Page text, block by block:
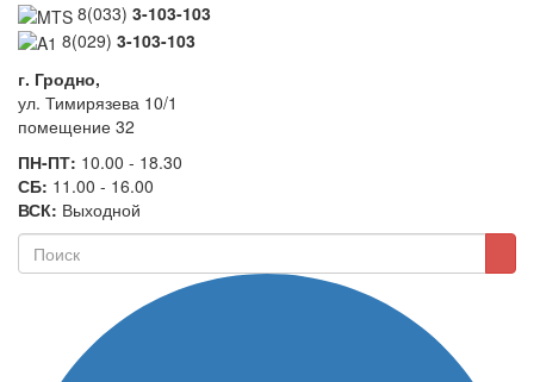
8(033) 3-103-103
8(029) 3-103-103
г. Гродно,
ул. Тимирязева 10/1
помещение 32
ПН-ПТ: 10.00 - 18.30
СБ: 11.00 - 16.00
ВСК: Выходной